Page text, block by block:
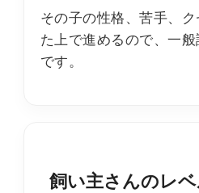
その子の性格、苦手、
た上で進めるので、一
です。
飼い主さんのレ